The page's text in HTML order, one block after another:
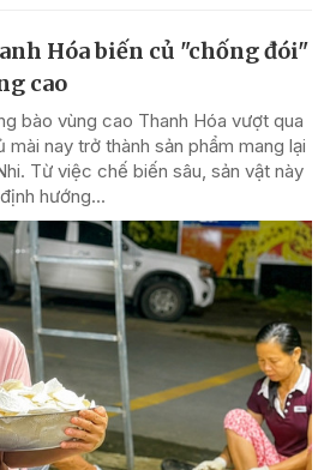
Hóa biến củ "chống đói"
cao
bào vùng cao Thanh Hóa vượt qua
nay trở thành sản phẩm mang lại
Từ việc chế biến sâu, sản vật này
hướng...